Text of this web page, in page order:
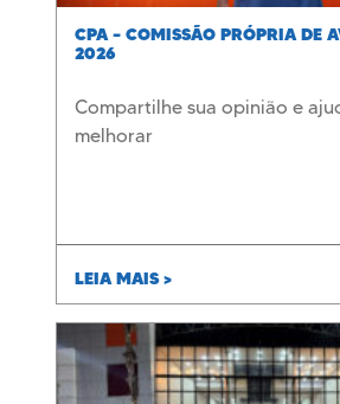
CPA – COMISSÃO PRÓPRIA DE
2026
Compartilhe sua opinião e
melhorar
LEIA MAIS >